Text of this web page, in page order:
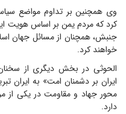
وی همچنین بر تداوم مواضع
کرد که مردم یمن بر اساس هویت
جنبش، همچنان از مسائل جهان
خواهند کرد.
الحوثی در بخش دیگری از
ایران بر دشمنان امت» به ایران
محور جهاد و مقاومت در یکی از
دارد.